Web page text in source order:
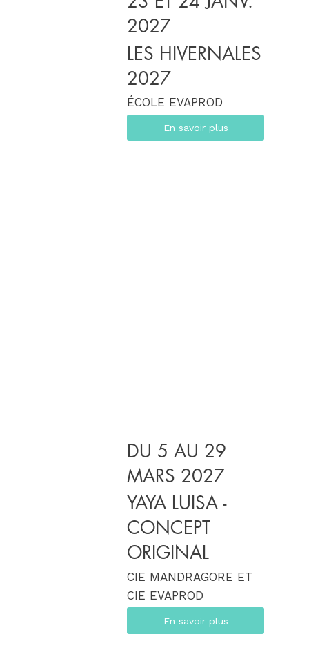
2027
LES HIVERNALES
2027
ÉCOLE EVAPROD
En savoir plus
DU 5 AU 29
MARS 2027
YAYA LUISA -
CONCEPT
ORIGINAL
CIE MANDRAGORE ET
CIE EVAPROD
En savoir plus